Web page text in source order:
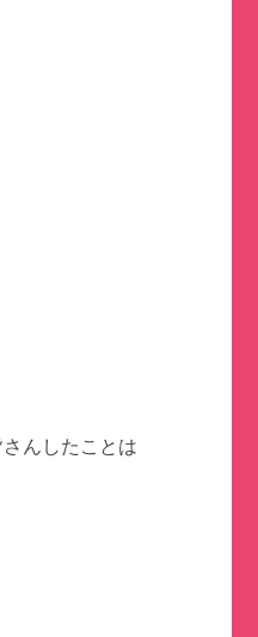
んしたことは